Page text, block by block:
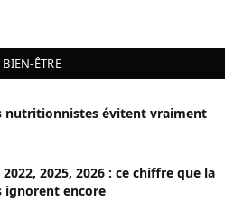
ÊTRE
nutritionnistes évitent vraiment
2025, 2026 : ce chiffre que la
ignorent encore